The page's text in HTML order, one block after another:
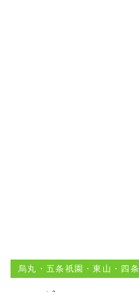
烏丸・五条祇園・東山・四条